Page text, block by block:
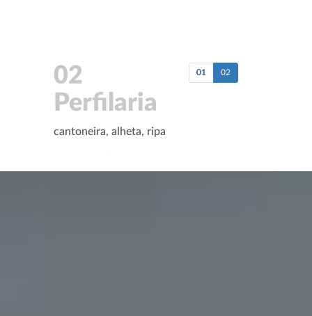
02
Perfilaria
cantoneira, alheta, ripa
01 02